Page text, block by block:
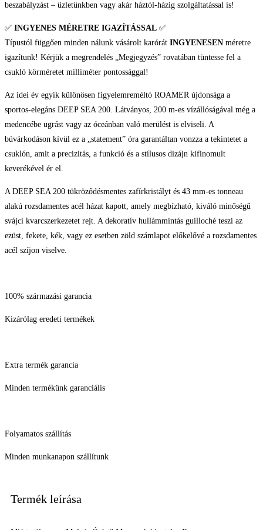
beszabályzást – üzletünkben vagy akár háztól-házig szolgáltatással is!
✅ INGYENES MÉRETRE IGAZÍTÁSSAL ✅
Típustól függően minden nálunk vásárolt karórát INGYENESEN méretre
igazítunk! Kérjük a megrendelés „Megjegyzés” rovatában tüntesse fel a
csukló körméretet milliméter pontossággal!
Az idei év egyik különösen figyelemreméltó ROAMER újdonsága a
sportos-elegáns DEEP SEA 200. Látványos, 200 m-es vízállóságával még a
medencébe ugrást vagy az óceánban való merülést is elviseli. A
búvárkodáson kívül ez a „statement” óra garantáltan vonzza a tekintetet a
csuklón, amit a precizitás, a funkció és a stílusos dizájn kifinomult
keverékével ér el.
A DEEP SEA 200 tükröződésmentes zafírkristályt és 43 mm-es tonneau
alakú rozsdamentes acél házat kapott, amely megbízható, kiváló minőségű
svájci kvarcszerkezetet rejt. A dekoratív hullámmintás guilloché teszi az
ezüst, fekete, kék, vagy ez esetben zöld számlapot előkelővé a rozsdamentes
acél szíjon viselve.
100% származási garancia
Kizárólag eredeti termékek
Extra termék garancia
Minden termékünk garanciális
Folyamatos szállítás
Minden munkanapon szállítunk
Termék leírása